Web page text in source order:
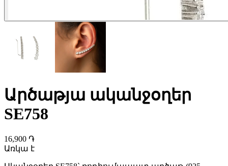
Արծաթյա ականջօղեր
SE758
16,900 ֏
Առկա է